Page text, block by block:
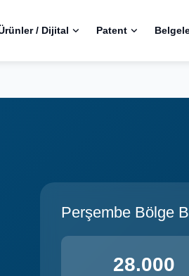
/ Dijital Patent
Perşembe Bölge
28.000